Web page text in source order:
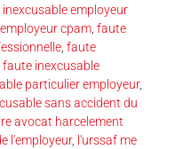
employeur
cpam, faute
, faute
faute inexcusable
particulier employeur,
sans accident du
avocat harcelement
l'employeur, l'urssaf me